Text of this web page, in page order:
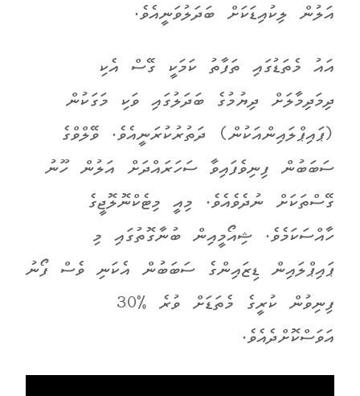
އަލުން ލިކުއިޑަކަށް ބަދަލުވަނީއެވެ.
އައު މެތަޑުގައި ތަފާތު ކަމަކީ ގޭސް އެކި
ދިމަދިމާލަށް ދިޔުމުގެ ބަދަލުގައި ވަކި މަގަކުން
(ޕައިޕްލައިންއަކުން) ދަތުރުކުރަނީއެވެ. ވޭލްވްގެ
ސަބަބުން ފިނިވެފައިވާ ސަހަރައްދަށް އަލުން ހޫނު
ގޭސްތަކަށް ނުދެވެއެވެ. މިއީ މިޓެކްނޮލޮޖީގެ
ހާއްސަކަމެވެ. ޝިއޯމީއިން ބުނާގޮތުގައި މި
ޕައިޕްލައިން ޑިޒައިންގެ ސަބަބުން އެކަނި ވެސް ފޯނު
ފިނިވުން ކުރީގެ މެތަޑަށް ވުރެ %30
އަވަސްކޮށްދެއެވެ.